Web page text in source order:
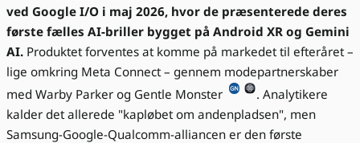
ved Google I/O i maj 2026, hvor de præsenterede deres
første fælles AI-briller bygget på Android XR og Gemini
AI. Produktet forventes at komme på markedet til efteråret –
lige omkring Meta Connect – gennem modepartnerskaber
med Warby Parker og Gentle Monster
. Analytikere
kalder det allerede "kapløbet om andenpladsen", men
Samsung-Google-Qualcomm-alliancen er den første